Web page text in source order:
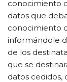
conocimiento
datos que
conocimiento
informándole
de los
que se
datos cedidos,